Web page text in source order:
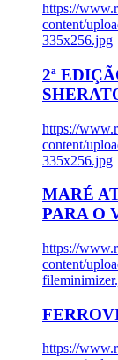
https://
content/
335x256.jpg
2ª
https://
content/
335x256.jpg
MARÉ
PARA O
https://
content/
https://